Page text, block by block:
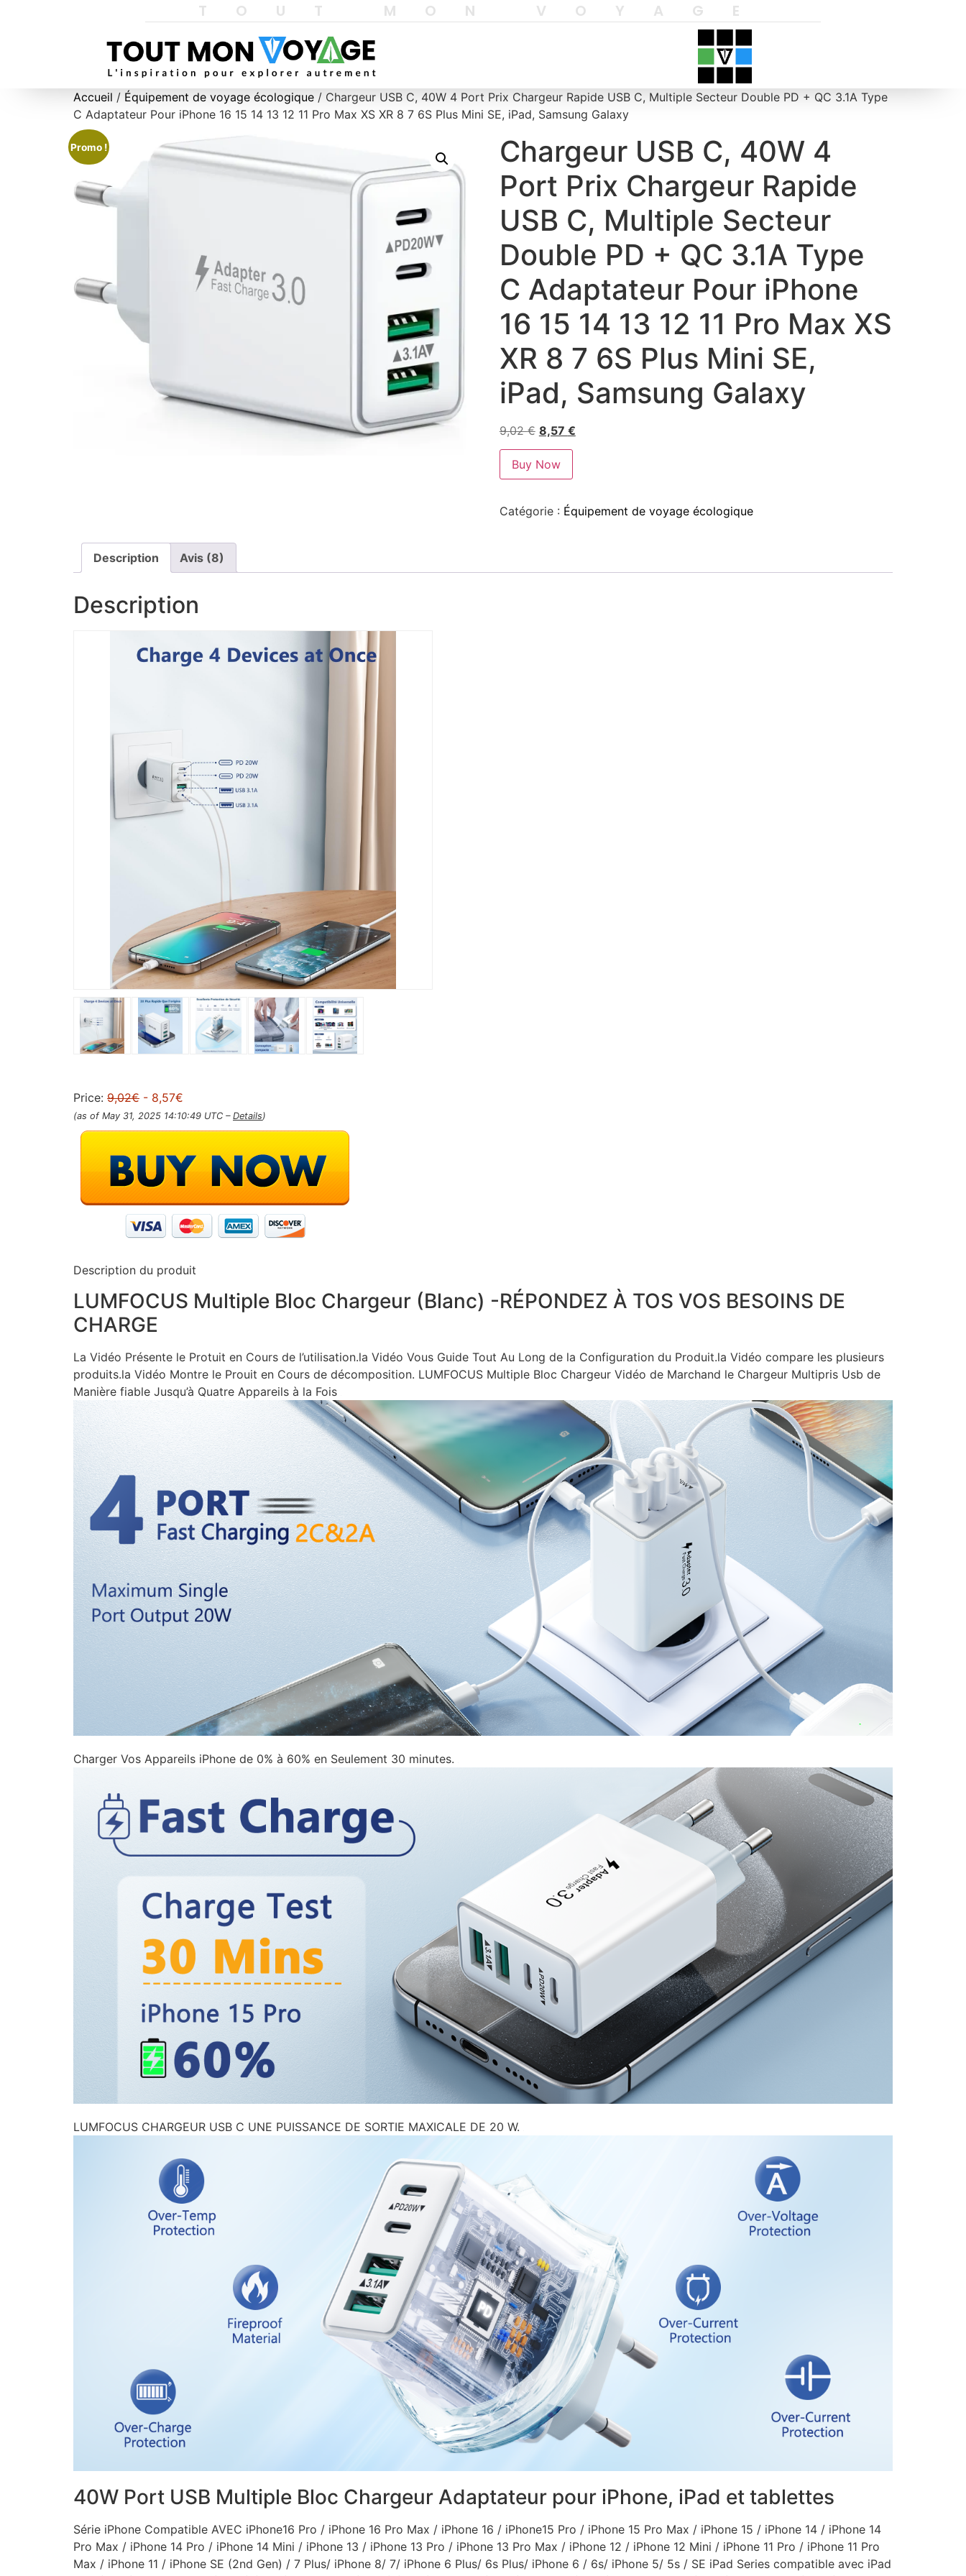
TOUT MON VOYAGE
Accueil / Équipement de voyage écologique / Chargeur USB C, 40W 4 Port Prix Chargeur Rapide USB C, Multiple Secteur Double PD + QC 3.1A Type
C Adaptateur Pour iPhone 16 15 14 13 12 11 Pro Max XS XR 8 7 6S Plus Mini SE, iPad, Samsung Galaxy
Promo !
Chargeur USB C, 40W 4
Port Prix Chargeur Rapide
USB C, Multiple Secteur
Double PD + QC 3.1A Type
C Adaptateur Pour iPhone
16 15 14 13 12 11 Pro Max XS
XR 8 7 6S Plus Mini SE,
iPad, Samsung Galaxy
9,02€ 8,57 €
Buy Now
Catégorie : Équipement de voyage écologique
Description Avis (8)
Description
Price: 9,02€ - 8,57€
(as of May 31, 2025 14:10:49 UTC – Details)
Description du produit
LUMFOCUS Multiple Bloc Chargeur (Blanc) -RÉPONDEZ À TOS VOS BESOINS DE
CHARGE
La Vidéo Présente le Protuit en Cours de l’utilisation.la Vidéo Vous Guide Tout Au Long de la Configuration du Produit.la Vidéo compare les plusieurs
produits.la Vidéo Montre le Prouit en Cours de décomposition. LUMFOCUS Multiple Bloc Chargeur Vidéo de Marchand le Chargeur Multipris Usb de
Manière fiable Jusqu’à Quatre Appareils à la Fois
Charger Vos Appareils iPhone de 0% à 60% en Seulement 30 minutes.
LUMFOCUS CHARGEUR USB C UNE PUISSANCE DE SORTIE MAXICALE DE 20 W.
40W Port USB Multiple Bloc Chargeur Adaptateur pour iPhone, iPad et tablettes
Série iPhone Compatible AVEC iPhone16 Pro / iPhone 16 Pro Max / iPhone 16 / iPhone15 Pro / iPhone 15 Pro Max / iPhone 15 / iPhone 14 / iPhone 14
Pro Max / iPhone 14 Pro / iPhone 14 Mini / iPhone 13 / iPhone 13 Pro / iPhone 13 Pro Max / iPhone 12 / iPhone 12 Mini / iPhone 11 Pro / iPhone 11 Pro
Max / iPhone 11 / iPhone SE (2nd Gen) / 7 Plus/ iPhone 8/ 7/ iPhone 6 Plus/ 6s Plus/ iPhone 6 / 6s/ iPhone 5/ 5s / SE iPad Series compatible avec iPad